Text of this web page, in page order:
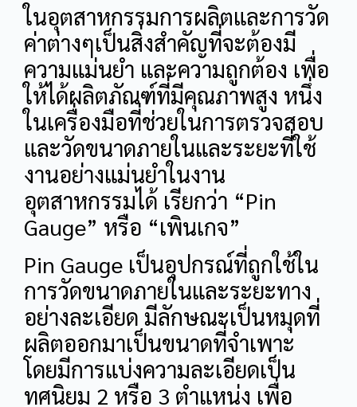
ในอุตสาหกรรมการผลิตและการวัด
ค่าต่างๆเป็นสิ่งสำคัญที่จะต้องมี
ความแม่นยำ และความถูกต้อง เพื่อ
ให้ได้ผลิตภัณฑ์ที่มีคุณภาพสูง หนึ่ง
ในเครื่องมือที่ช่วยในการตรวจสอบ
และวัดขนาดภายในและระยะที่ใช้
งานอย่างแม่นยำในงาน
อุตสาหกรรมได้ เรียกว่า “Pin
Gauge” หรือ “เพินเกจ”
Pin Gauge เป็นอุปกรณ์ที่ถูกใช้ใน
การวัดขนาดภายในและระยะทาง
อย่างละเอียด มีลักษณะเป็นหมุดที่
ผลิตออกมาเป็นขนาดที่จำเพาะ
โดยมีการแบ่งความละเอียดเป็น
ทศนิยม 2 หรือ 3 ตำแหน่ง เพื่อ